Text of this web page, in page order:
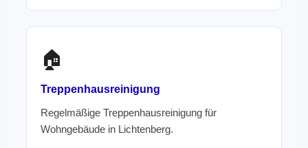
🏠
Treppenhausreinigung
Regelmäßige Treppenhausreinigung für
Wohngebäude in Lichtenberg.